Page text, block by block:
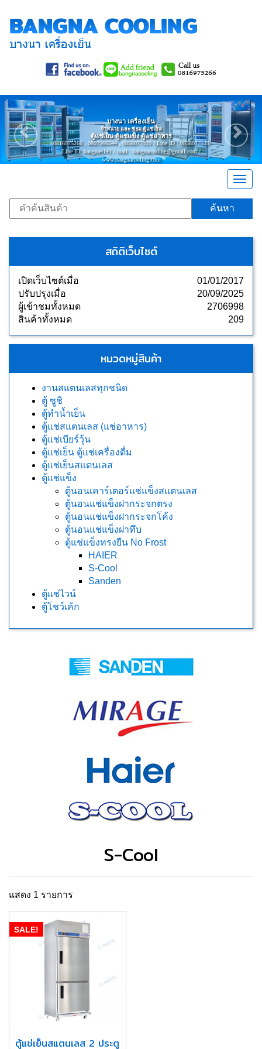
บางนา เครื่องเย็น
จำหน่าย และ ซ่อม ตู้แช่เย็น
ตู้แช่เย็น ตู้แช่แข็ง ตู้แช่อาหาร
0816975266 , 0807966544 , 0858077929 / Line ID : 0858077929
Line ID: bangna4141 / mail : bangnacooling@gmail.com /
www.bangnacooling.com
Previous
ค้นหา
สถิติเว็บไซต์
เปิดเว็บไซต์เมื่อ
01/01/2017
ปรับปรุงเมื่อ
20/09/2025
ผู้เข้าชมทั้งหมด
2706998
สินค้าทั้งหมด
209
หมวดหมู่สินค้า
งานสแตนเลสทุกชนิด
ตู้ ซูชิ
ตู้ทำน้ำเย็น
ตู้แช่สแตนเลส (แช่อาหาร)
ตู้แช่เบียร์วุ้น
ตู้แช่เย็น ตู้แช่เครื่องดื่ม
ตู้แช่เย็นสแตนเลส
ตู้แช่แข็ง
ตู้นอนเคาร์เตอร์แช่แข็งสแตนเลส
ตู้นอนแช่แข็งฝากระจกตรง
ตู้นอนแช่แข็งฝากระจกโค้ง
ตู้นอนแช่แข็งฝาทึบ
ตู้แช่แข็งทรงยืน No Frost
HAIER
S-Cool
Sanden
ตู้แช่ไวน์
ตู้โชว์เค้ก
S-Cool
แสดง 1 รายการ
SALE!
ตู้แช่เย็นสแตนเลส 2 ประตู